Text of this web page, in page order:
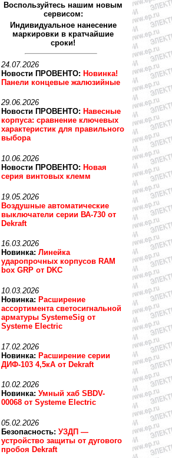
Воспользуйтесь нашим новым
сервисом:
Индивидуальное нанесение
маркировки в кратчайшие
сроки!
24.07.2026
Новости ПРОВЕНТО: Новинка!
Панели концевые жалюзийные
29.06.2026
Новости ПРОВЕНТО: Навесные
корпуса: сравнение ключевых
характеристик для правильного
выбора
10.06.2026
Новости ПРОВЕНТО: Новая
серия винтовых клемм
19.05.2026
Воздушные автоматические
выключатели серии ВА-730 от
Dekraft
16.03.2026
Новинка: Линейка
ударопрочных корпусов RAM
box GRP от DKC
10.03.2026
Новинка: Расширение
ассортимента светосигнальной
арматуры SystemeSig от
Systeme Electric
17.02.2026
Новинка: Расширение серии
ДИФ-103 4,5кА от Dekraft
10.02.2026
Новинка: Умный хаб SBDV-
00068 от Systeme Electric
05.02.2026
Безопасность: УЗДП —
устройство защиты от дугового
пробоя Dekraft